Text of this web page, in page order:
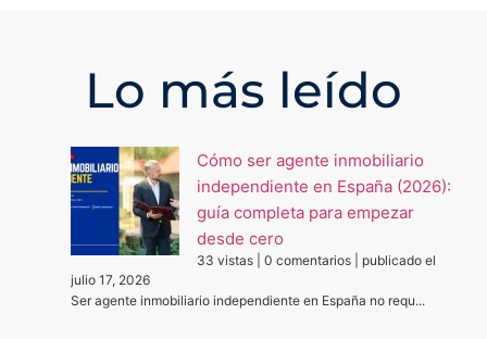
Lo más leído
Cómo ser agente inmobiliario
independiente en España (2026):
guía completa para empezar
desde cero
33 vistas 0 comentarios
publicado el
julio 17, 2026
Ser agente inmobiliario independiente en España no requ...